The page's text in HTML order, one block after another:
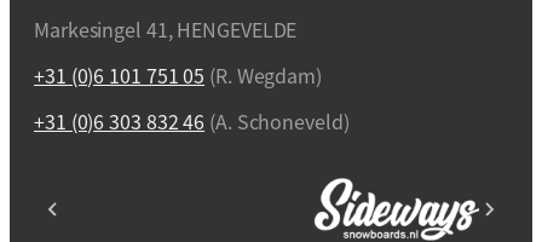
Markesingel 41, HENGEVELDE
+31 (0)6 101 751 05 (R. Wegdam)
+31 (0)6 303 832 46 (A. Schoneveld)